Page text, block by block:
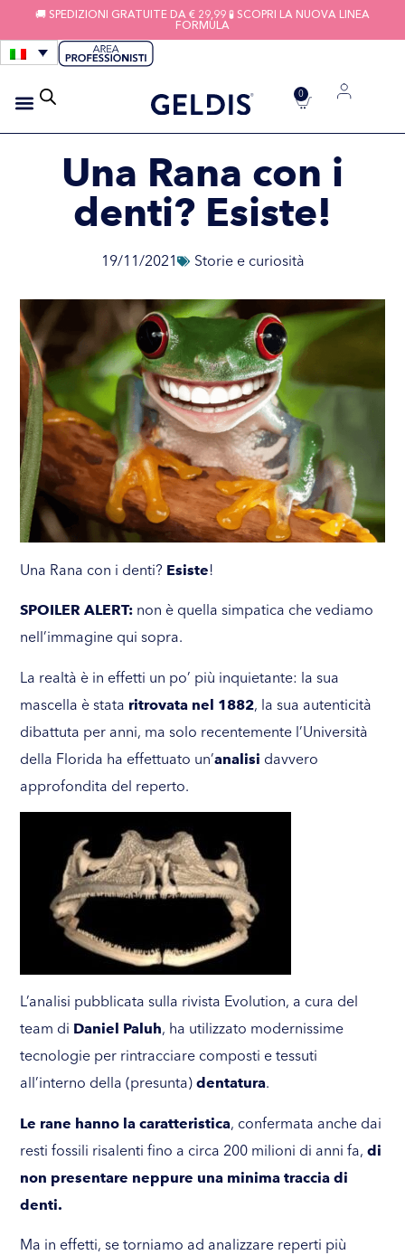
🚚 SPEDIZIONI GRATUITE DA € 29,99 🧪 SCOPRI LA NUOVA LINEA
FORMULA
0
Una Rana con i
denti? Esiste!
19/11/2021 Storie e curiosità
Una Rana con i denti? Esiste!
SPOILER ALERT: non è quella simpatica che vediamo
nell’immagine qui sopra.
La realtà è in effetti un po’ più inquietante: la sua
mascella è stata ritrovata nel 1882, la sua autenticità
dibattuta per anni, ma solo recentemente l’Università
della Florida ha effettuato un’analisi davvero
approfondita del reperto.
L’analisi pubblicata sulla rivista Evolution, a cura del
team di Daniel Paluh, ha utilizzato modernissime
tecnologie per rintracciare composti e tessuti
all’interno della (presunta)dentatura.
Le rane hanno la caratteristica, confermata anche dai
resti fossili risalenti fino a circa 200 milioni di anni fa,di
non presentare neppure una minima traccia di
denti.
Ma in effetti, se torniamo ad analizzare reperti più